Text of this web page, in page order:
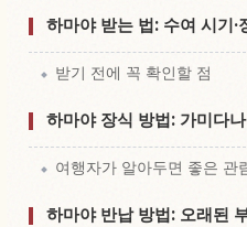
하마야 받는 법: 수여 시기·
받기 전에 꼭 확인할 점
하마야 장식 방법: 가미다
여행자가 알아두면 좋은 관
하마야 반납 방법: 오래된